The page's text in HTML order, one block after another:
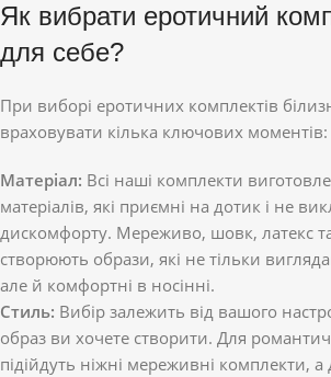
Як вибрати еротичний
для себе?
При виборі еротичних комплектів
враховувати кілька ключових моментів:
Матеріал: Всі наші комплекти
матеріалів, які приємні на дотик і не
дискомфорту. Мереживо, шовк, латекс
створюють образи, які не тільки
але й комфортні в носінні.
Стиль: Вибір залежить від вашого
образ ви хочете створити. Для
підійдуть ніжні мереживні комплекти,